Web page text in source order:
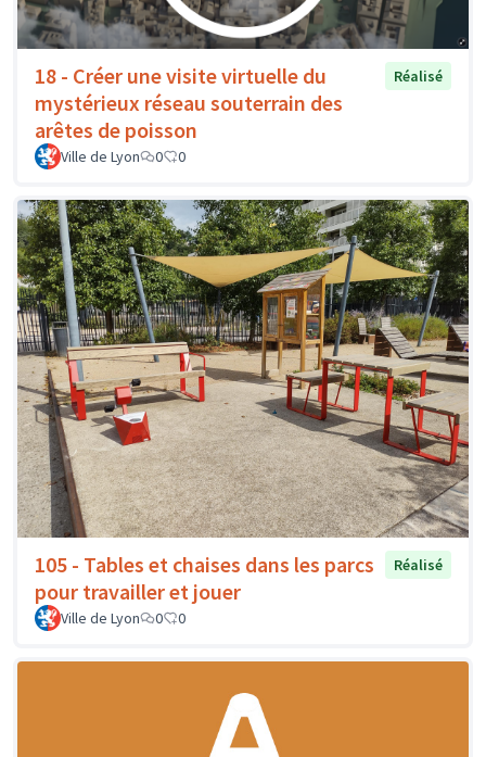
18 - Créer une visite virtuelle du
mystérieux réseau souterrain des
arêtes de poisson
Réalisé
Ville de Lyon 0 0
105 - Tables et chaises dans les parcs
pour travailler et jouer
Réalisé
Ville de Lyon 0 0